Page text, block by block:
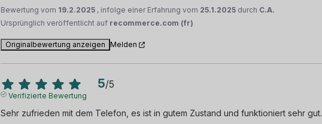
Bewertung vom 19.2.2025 , infolge einer Erfahrung vom 25.1.2025 durch C.A.
Ursprünglich veröffentlicht auf recommerce.com (fr)
Originalbewertung anzeigen Melden
5/5
Verifizierte Bewertung
Sehr zufrieden mit dem Telefon, es ist in gutem Zustand und funktioniert sehr gut.